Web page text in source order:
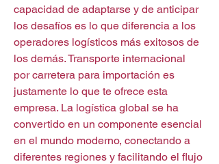
capacidad de adaptarse y de anticipar
los desafíos es lo que diferencia a los
operadores logísticos más exitosos de
los demás. Transporte internacional
por carretera para importación es
justamente lo que te ofrece esta
empresa. La logística global se ha
convertido en un componente esencial
en el mundo moderno, conectando a
diferentes regiones y facilitando el flujo